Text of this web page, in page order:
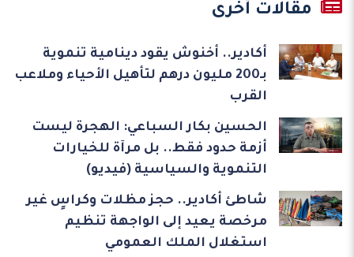
مقالات أخرى
أكادير.. أخنوش يقود دينامية تنموية
بـ200 مليون درهم لتأهيل الأحياء وملاعب
القرب
الحسين بكار السباعي: الهجرة ليست
أزمة حدود فقط.. بل مرآة للخيارات
التنموية والسياسية (فيديو)
شاطئ أكادير.. حجز مظلات وكراسٍ غير
مرخصة يعيد إلى الواجهة تنظيم
استغلال الملك العمومي